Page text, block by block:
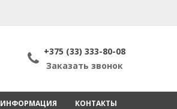
+375 (33) 333-80-08
Заказать звонок
ИНФОРМАЦИЯ КОНТАКТЫ